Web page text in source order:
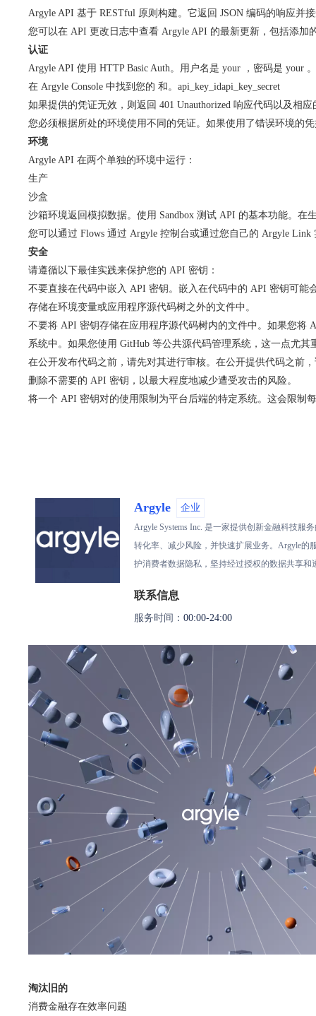
Argyle API 基于 RESTful 原则构建。它返回 JSON 编码的响应并
您可以在 API 更改日志中查看 Argyle API 的最新更新，包括添加
认证
Argyle API 使用 HTTP Basic Auth。用户名是 your ，密码是 your 。
在 Argyle Console 中找到您的 和。api_key_idapi_key_secret
如果提供的凭证无效，则返回 401 Unauthorized 响应代码以及相应
您必须根据所处的环境使用不同的凭证。如果使用了错误环境的
环境
Argyle API 在两个单独的环境中运行：
生产
沙盒
沙箱环境返回模拟数据。使用 Sandbox 测试 API 的基本功能。
您可以通过 Flows 通过 Argyle 控制台或通过您自己的 Argyle
安全
请遵循以下最佳实践来保护您的 API 密钥：
不要直接在代码中嵌入 API 密钥。嵌入在代码中的 API 密钥可
存储在环境变量或应用程序源代码树之外的文件中。
不要将 API 密钥存储在应用程序源代码树内的文件中。如果您将
系统中。如果您使用 GitHub 等公共源代码管理系统，这一点尤其
在公开发布代码之前，请先对其进行审核。在公开提供代码之前
删除不需要的 API 密钥，以最大程度地减少遭受攻击的风险。
将一个 API 密钥对的使用限制为平台后端的特定系统。这会限制
Argyle 企业
Argyle Systems Inc. 是一家提供创新金融科技
转化率、减少风险，并快速扩展业务。Argyle的
护消费者数据隐私，坚持经过授权的数据共享和
联系信息
服务时间： 00:00-24:00
淘汰旧的
消费金融存在效率问题